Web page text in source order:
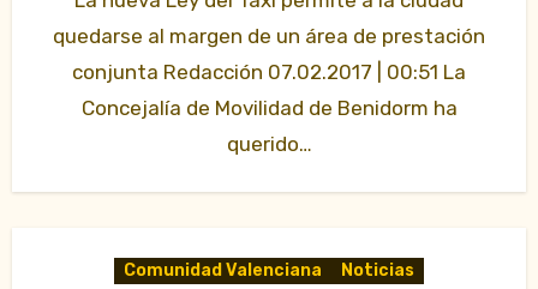
quedarse al margen de un área de prestación
conjunta Redacción 07.02.2017 | 00:51 La
Concejalía de Movilidad de Benidorm ha
querido…
Comunidad Valenciana Noticias